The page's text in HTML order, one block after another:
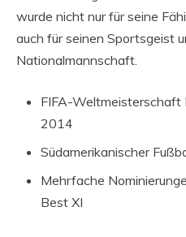
wurde nicht nur für seine
auch für seinen Sportsgeist
Nationalmannschaft.
FIFA-Weltmeisterschaft
2014
Südamerikanischer
Mehrfache
Best XI